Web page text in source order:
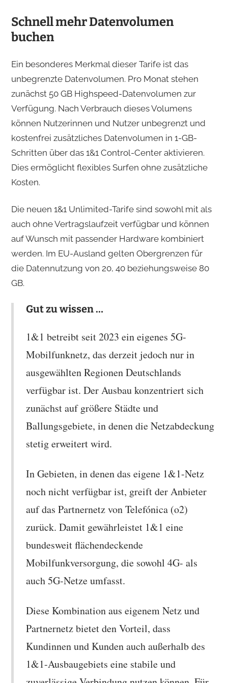
Schnell mehr Datenvolumen
buchen
Ein besonderes Merkmal dieser Tarife ist das
unbegrenzte Datenvolumen. Pro Monat stehen
zunächst 50 GB Highspeed-Datenvolumen zur
Verfügung. Nach Verbrauch dieses Volumens
können Nutzerinnen und Nutzer unbegrenzt und
kostenfrei zusätzliches Datenvolumen in 1-GB-
Schritten über das 1&1 Control-Center aktivieren.
Dies ermöglicht flexibles Surfen ohne zusätzliche
Kosten.
Die neuen 1&1 Unlimited-Tarife sind sowohl mit als
auch ohne Vertragslaufzeit verfügbar und können
auf Wunsch mit passender Hardware kombiniert
werden. Im EU-Ausland gelten Obergrenzen für
die Datennutzung von 20, 40 beziehungsweise 80
GB.
Gut zu wissen …
1&1 betreibt seit 2023 ein eigenes 5G-
Mobilfunknetz, das derzeit jedoch nur in
ausgewählten Regionen Deutschlands
verfügbar ist. Der Ausbau konzentriert sich
zunächst auf größere Städte und
Ballungsgebiete, in denen die Netzabdeckung
stetig erweitert wird.
In Gebieten, in denen das eigene 1&1-Netz
noch nicht verfügbar ist, greift der Anbieter
auf das Partnernetz von Telefónica (o2)
zurück. Damit gewährleistet 1&1 eine
bundesweit flächendeckende
Mobilfunkversorgung, die sowohl 4G- als
auch 5G-Netze umfasst.
Diese Kombination aus eigenem Netz und
Partnernetz bietet den Vorteil, dass
Kundinnen und Kunden auch außerhalb des
1&1-Ausbaugebiets eine stabile und